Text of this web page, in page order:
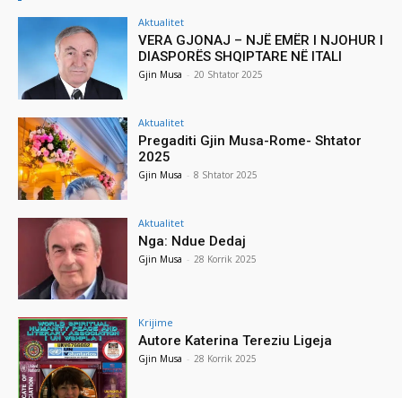
Aktualitet
VERA GJONAJ – NJË EMËR I NJOHUR I
DIASPORËS SHQIPTARE NË ITALI
Gjin Musa - 20 Shtator 2025
Aktualitet
Pregaditi Gjin Musa-Rome- Shtator
2025
Gjin Musa - 8 Shtator 2025
Aktualitet
Nga: Ndue Dedaj
Gjin Musa - 28 Korrik 2025
Krijime
Autore Katerina Tereziu Ligeja
Gjin Musa - 28 Korrik 2025